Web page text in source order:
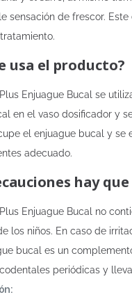
sensación de frescor.
usa el producto?
Enjuague Bucal se
en el vaso dosificador y
el enjuague bucal y
adecuado.
hay
Enjuague Bucal no
los niños. En caso de
bucal es un
periódicas y